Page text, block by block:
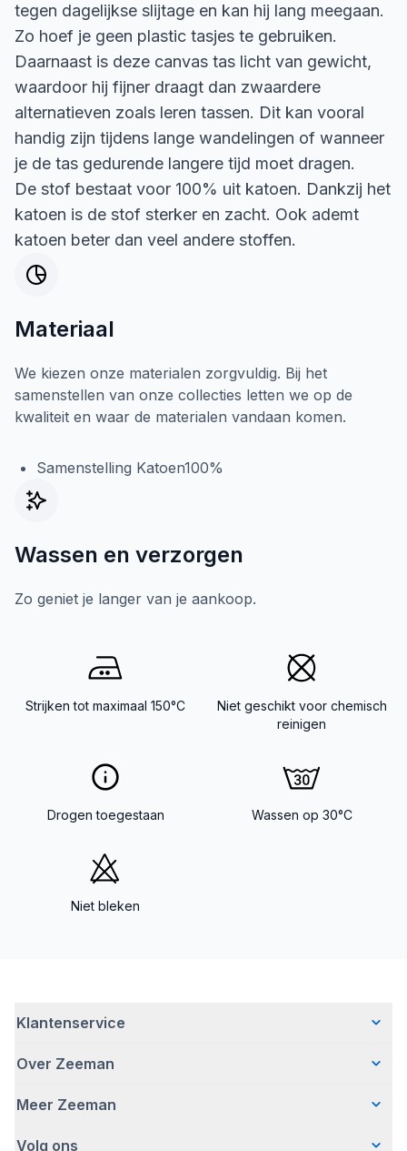
tegen dagelijkse slijtage en kan hij lang meegaan.
Zo hoef je geen plastic tasjes te gebruiken.
Daarnaast is deze canvas tas licht van gewicht,
waardoor hij fijner draagt dan zwaardere
alternatieven zoals leren tassen. Dit kan vooral
handig zijn tijdens lange wandelingen of wanneer
je de tas gedurende langere tijd moet dragen.
De stof bestaat voor 100% uit katoen. Dankzij het
katoen is de stof sterker en zacht. Ook ademt
katoen beter dan veel andere stoffen.
Materiaal
We kiezen onze materialen zorgvuldig. Bij het
samenstellen van onze collecties letten we op de
kwaliteit en waar de materialen vandaan komen.
Samenstelling Katoen100%
Wassen en verzorgen
Zo geniet je langer van je aankoop.
Strijken tot maximaal 150°C
Niet geschikt voor chemisch
reinigen
Drogen toegestaan Wassen op 30°C
Niet bleken
Klantenservice
Veelgestelde vragen
Bezorgen
Over Zeeman
Wie wij zijn
Meer Zeeman
Volg ons